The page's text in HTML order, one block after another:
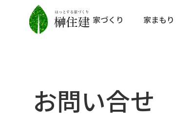
家づくり 家まもり
お問い合せ